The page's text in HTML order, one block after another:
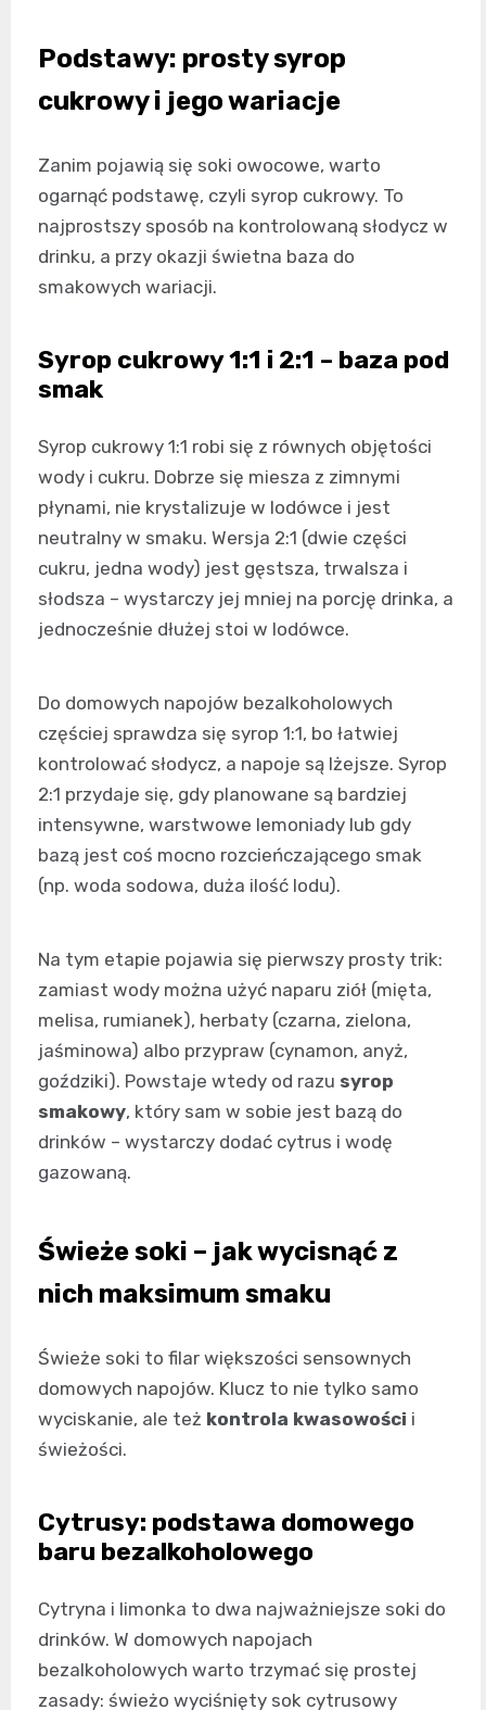
Podstawy: prosty syrop
cukrowy i jego wariacje
Zanim pojawią się soki owocowe, warto
ogarnąć podstawę, czyli syrop cukrowy. To
najprostszy sposób na kontrolowaną słodycz w
drinku, a przy okazji świetna baza do
smakowych wariacji.
Syrop cukrowy 1:1 i 2:1 – baza pod
smak
Syrop cukrowy 1:1 robi się z równych objętości
wody i cukru. Dobrze się miesza z zimnymi
płynami, nie krystalizuje w lodówce i jest
neutralny w smaku. Wersja 2:1 (dwie części
cukru, jedna wody) jest gęstsza, trwalsza i
słodsza – wystarczy jej mniej na porcję drinka, a
jednocześnie dłużej stoi w lodówce.
Do domowych napojów bezalkoholowych
częściej sprawdza się syrop 1:1, bo łatwiej
kontrolować słodycz, a napoje są lżejsze. Syrop
2:1 przydaje się, gdy planowane są bardziej
intensywne, warstwowe lemoniady lub gdy
bazą jest coś mocno rozcieńczającego smak
(np. woda sodowa, duża ilość lodu).
Na tym etapie pojawia się pierwszy prosty trik:
zamiast wody można użyć naparu ziół (mięta,
melisa, rumianek), herbaty (czarna, zielona,
jaśminowa) albo przypraw (cynamon, anyż,
goździki). Powstaje wtedy od razu syrop
smakowy, który sam w sobie jest bazą do
drinków – wystarczy dodać cytrus i wodę
gazowaną.
Świeże soki – jak wycisnąć z
nich maksimum smaku
Świeże soki to filar większości sensownych
domowych napojów. Klucz to nie tylko samo
wyciskanie, ale też kontrola kwasowości i
świeżości.
Cytrusy: podstawa domowego
baru bezalkoholowego
Cytryna i limonka to dwa najważniejsze soki do
drinków. W domowych napojach
bezalkoholowych warto trzymać się prostej
zasady: świeżo wyciśnięty sok cytrusowy